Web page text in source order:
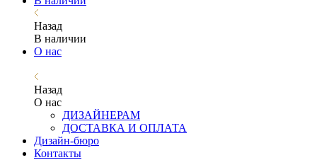
Назад
В наличии
О нас
Назад
О нас
ДИЗАЙНЕРАМ
ДОСТАВКА И ОПЛАТА
Дизайн-бюро
Контакты